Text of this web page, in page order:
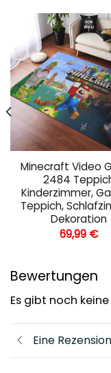
Minecraft Video
2484
Kinderzimmer,
Teppich,
Dekoration
69,99 €
Bewertungen
Es gibt noch
Eine